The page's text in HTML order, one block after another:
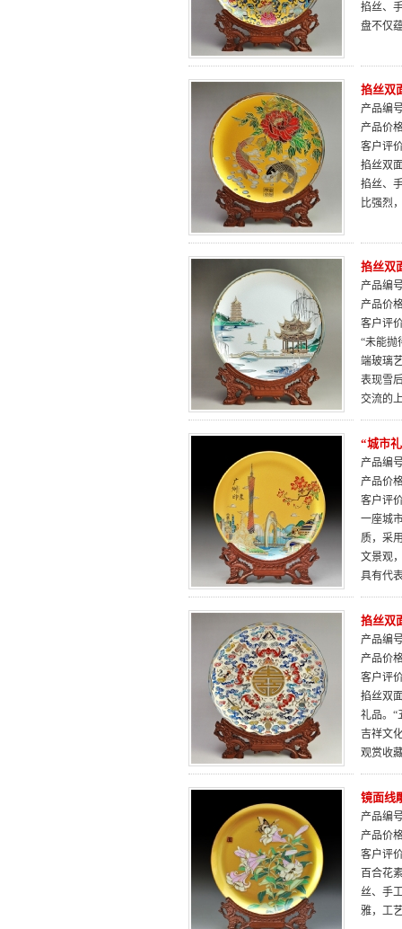
掐丝、
盘不仅
掐丝双
产品编
产品价
客户评
掐丝双
掐丝、
比强烈
掐丝双
产品编
产品价
客户评
“未能抛
端玻璃
表现雪
交流的
“城市
产品编
产品价
客户评
一座城
质，采
文景观
具有代
掐丝双
产品编
产品价
客户评
掐丝双
礼品。“
吉祥文
观赏收
镜面线
产品编
产品价
客户评
百合花
丝、手
雅，工